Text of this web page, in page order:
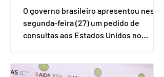
O governo brasileiro apresentou nesta
segunda-feira (27) um pedido de
consultas aos Estados Unidos no
(OMC), contestando duas medidas